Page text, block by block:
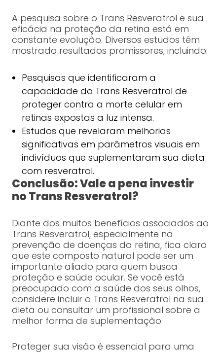
A pesquisa sobre o Trans Resveratrol e sua
eficácia na proteção da retina está em
constante evolução. Diversos estudos têm
mostrado resultados promissores, incluindo:
Pesquisas que identificaram a
capacidade do Trans Resveratrol de
proteger contra a morte celular em
retinas expostas a luz intensa.
Estudos que revelaram melhorias
significativas em parâmetros visuais em
indivíduos que suplementaram sua dieta
com resveratrol.
Conclusão: Vale a pena investir
no Trans Resveratrol?
Diante dos muitos benefícios associados ao
Trans Resveratrol, especialmente na
prevenção de doenças da retina, fica claro
que este composto natural pode ser um
importante aliado para quem busca
proteção e saúde ocular. Se você está
preocupado com a saúde dos seus olhos,
considere incluir o Trans Resveratrol na sua
dieta ou consultar um profissional sobre a
melhor forma de suplementação.
Proteger sua visão é essencial para uma